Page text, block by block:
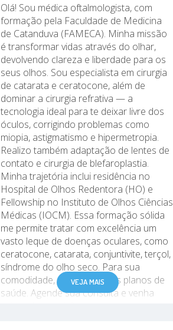
Olá! Sou médica oftalmologista, com
formação pela Faculdade de Medicina
de Catanduva (FAMECA). Minha missão
é transformar vidas através do olhar,
devolvendo clareza e liberdade para os
seus olhos. Sou especialista em cirurgia
de catarata e ceratocone, além de
dominar a cirurgia refrativa — a
tecnologia ideal para te deixar livre dos
óculos, corrigindo problemas como
miopia, astigmatismo e hipermetropia.
Realizo também adaptação de lentes de
contato e cirurgia de blefaroplastia.
Minha trajetória inclui residência no
Hospital de Olhos Redentora (HO) e
Fellowship no Instituto de Olhos Ciências
Médicas (IOCM). Essa formação sólida
me permite tratar com excelência um
vasto leque de doenças oculares, como
ceratocone, catarata, conjuntivite, terçol,
síndrome do olho seco. Para sua
comodidade, aceito diversos planos de
saúde. Agende sua consulta e venha
VEJA MAIS